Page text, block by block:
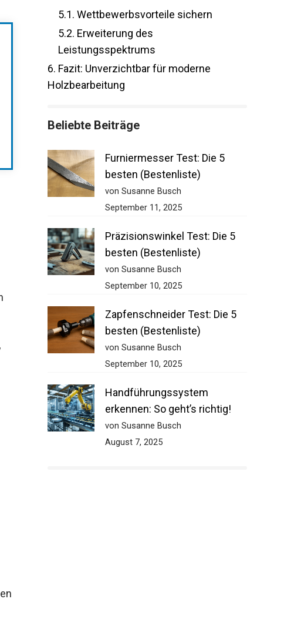
5.1. Wettbewerbsvorteile sichern
5.2. Erweiterung des
Leistungsspektrums
6. Fazit: Unverzichtbar für moderne
Holzbearbeitung
Beliebte Beiträge
Furniermesser Test: Die 5
besten (Bestenliste)
von Susanne Busch
September 11, 2025
Präzisionswinkel Test: Die 5
besten (Bestenliste)
von Susanne Busch
September 10, 2025
Zapfenschneider Test: Die 5
besten (Bestenliste)
von Susanne Busch
September 10, 2025
Handführungssystem
erkennen: So geht’s richtig!
von Susanne Busch
August 7, 2025